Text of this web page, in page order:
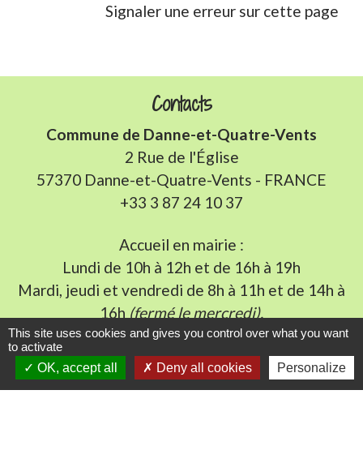
Signaler une erreur sur cette page
Contacts
Commune de Danne-et-Quatre-Vents
2 Rue de l'Église
57370 Danne-et-Quatre-Vents - FRANCE
+33 3 87 24 10 37
Accueil en mairie :
Lundi de 10h à 12h et de 16h à 19h
Mardi, jeudi et vendredi de 8h à 11h et de 14h à
16h (fermé le mercredi).
E-mail : mairie.danne-4-vents.57@orange.fr
This site uses cookies and gives you control over what you want
to activate
OK, accept all
Deny all cookies Personalize